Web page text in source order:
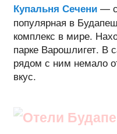
Купальня Сечени—
популярная в
комплекс в мире.
парке Варошлигет. В
рядом с ним немало
вкус.